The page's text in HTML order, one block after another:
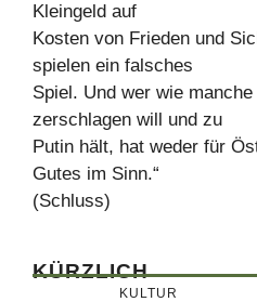
Kleingeld auf
Kosten von Frieden und
spielen ein falsches
Spiel. Und wer wie
zerschlagen will und zu
Putin hält, hat weder für
Gutes im Sinn.“
(Schluss)
KÜRZLICH
KULTUR